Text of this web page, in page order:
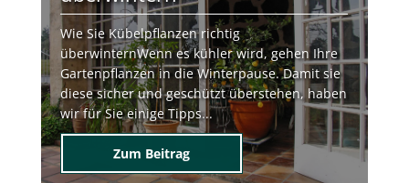
Wie Sie Kübelpflanzen richtig
überwinternWenn es kühler wird, gehen Ihre
Gartenpflanzen in die Winterpause. Damit sie
diese sicher und geschützt überstehen, haben
wir für Sie einige Tipps...
Zum Beitrag